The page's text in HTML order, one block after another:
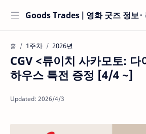
홈 1주차 2026년
CGV <류이치 사카모토: 다
하우스 특전 증정 [4/4 ~]